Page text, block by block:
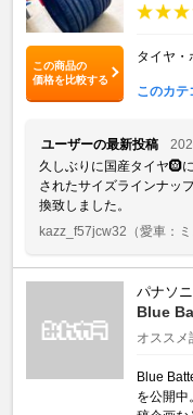
この商品の
価格を比較する
タイヤ・
このカテ
ユーザーの最新投稿
久しぶりに国産タイヤ🛞
されたサイズラインナッ
換致しました。
kazz_f57jcw32 （愛車：
パナソ
Blue
オススメ
Blue
を公開中